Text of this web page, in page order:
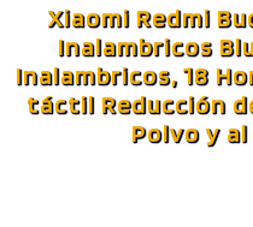
Xiaomi Redmi
Inalambricos
Inalambricos, 18
táctil Reducción
Polvo y